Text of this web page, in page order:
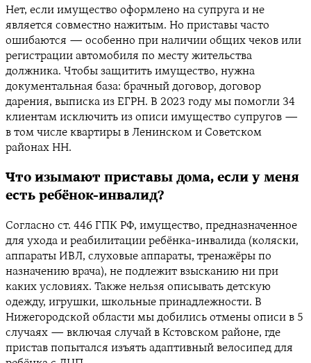
Нет, если имущество оформлено на супруга и не
является совместно нажитым. Но приставы часто
ошибаются — особенно при наличии общих чеков или
регистрации автомобиля по месту жительства
должника. Чтобы защитить имущество, нужна
документальная база: брачный договор, договор
дарения, выписка из ЕГРН. В 2023 году мы помогли 34
клиентам исключить из описи имущество супругов —
в том числе квартиры в Ленинском и Советском
районах НН.
Что изымают приставы дома, если у меня
есть ребёнок-инвалид?
Согласно ст. 446 ГПК РФ, имущество, предназначенное
для ухода и реабилитации ребёнка-инвалида (коляски,
аппараты ИВЛ, слуховые аппараты, тренажёры по
назначению врача), не подлежит взысканию ни при
каких условиях. Также нельзя описывать детскую
одежду, игрушки, школьные принадлежности. В
Нижегородской области мы добились отмены описи в 5
случаях — включая случай в Кстовском районе, где
пристав попытался изъять адаптивный велосипед для